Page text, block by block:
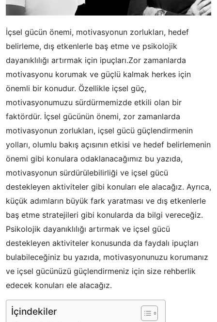
İçsel gücün önemi, motivasyonun zorlukları, hedef
belirleme, dış etkenlerle baş etme ve psikolojik
dayanıklılığı artırmak için ipuçları.Zor zamanlarda
motivasyonu korumak ve güçlü kalmak herkes için
önemli bir konudur. Özellikle içsel güç,
motivasyonumuzu sürdürmemizde etkili olan bir
faktördür. İçsel gücünün önemi, zor zamanlarda
motivasyonun zorlukları, içsel gücü güçlendirmenin
yolları, olumlu bakış açısının etkisi ve hedef belirlemenin
önemi gibi konulara odaklanacağımız bu yazıda,
motivasyonun sürdürülebilirliği ve içsel gücü
destekleyen aktiviteler gibi konuları ele alacağız. Ayrıca,
küçük adımların büyük fark yaratması ve dış etkenlerle
baş etme stratejileri gibi konularda da bilgi vereceğiz.
Psikolojik dayanıklılığı artırmak ve içsel gücü
destekleyen aktiviteler konusunda da faydalı ipuçları
bulabileceğiniz bu yazıda, motivasyonunuzu korumanız
ve içsel gücünüzü güçlendirmeniz için size rehberlik
edecek konuları ele alacağız.
İçindekiler